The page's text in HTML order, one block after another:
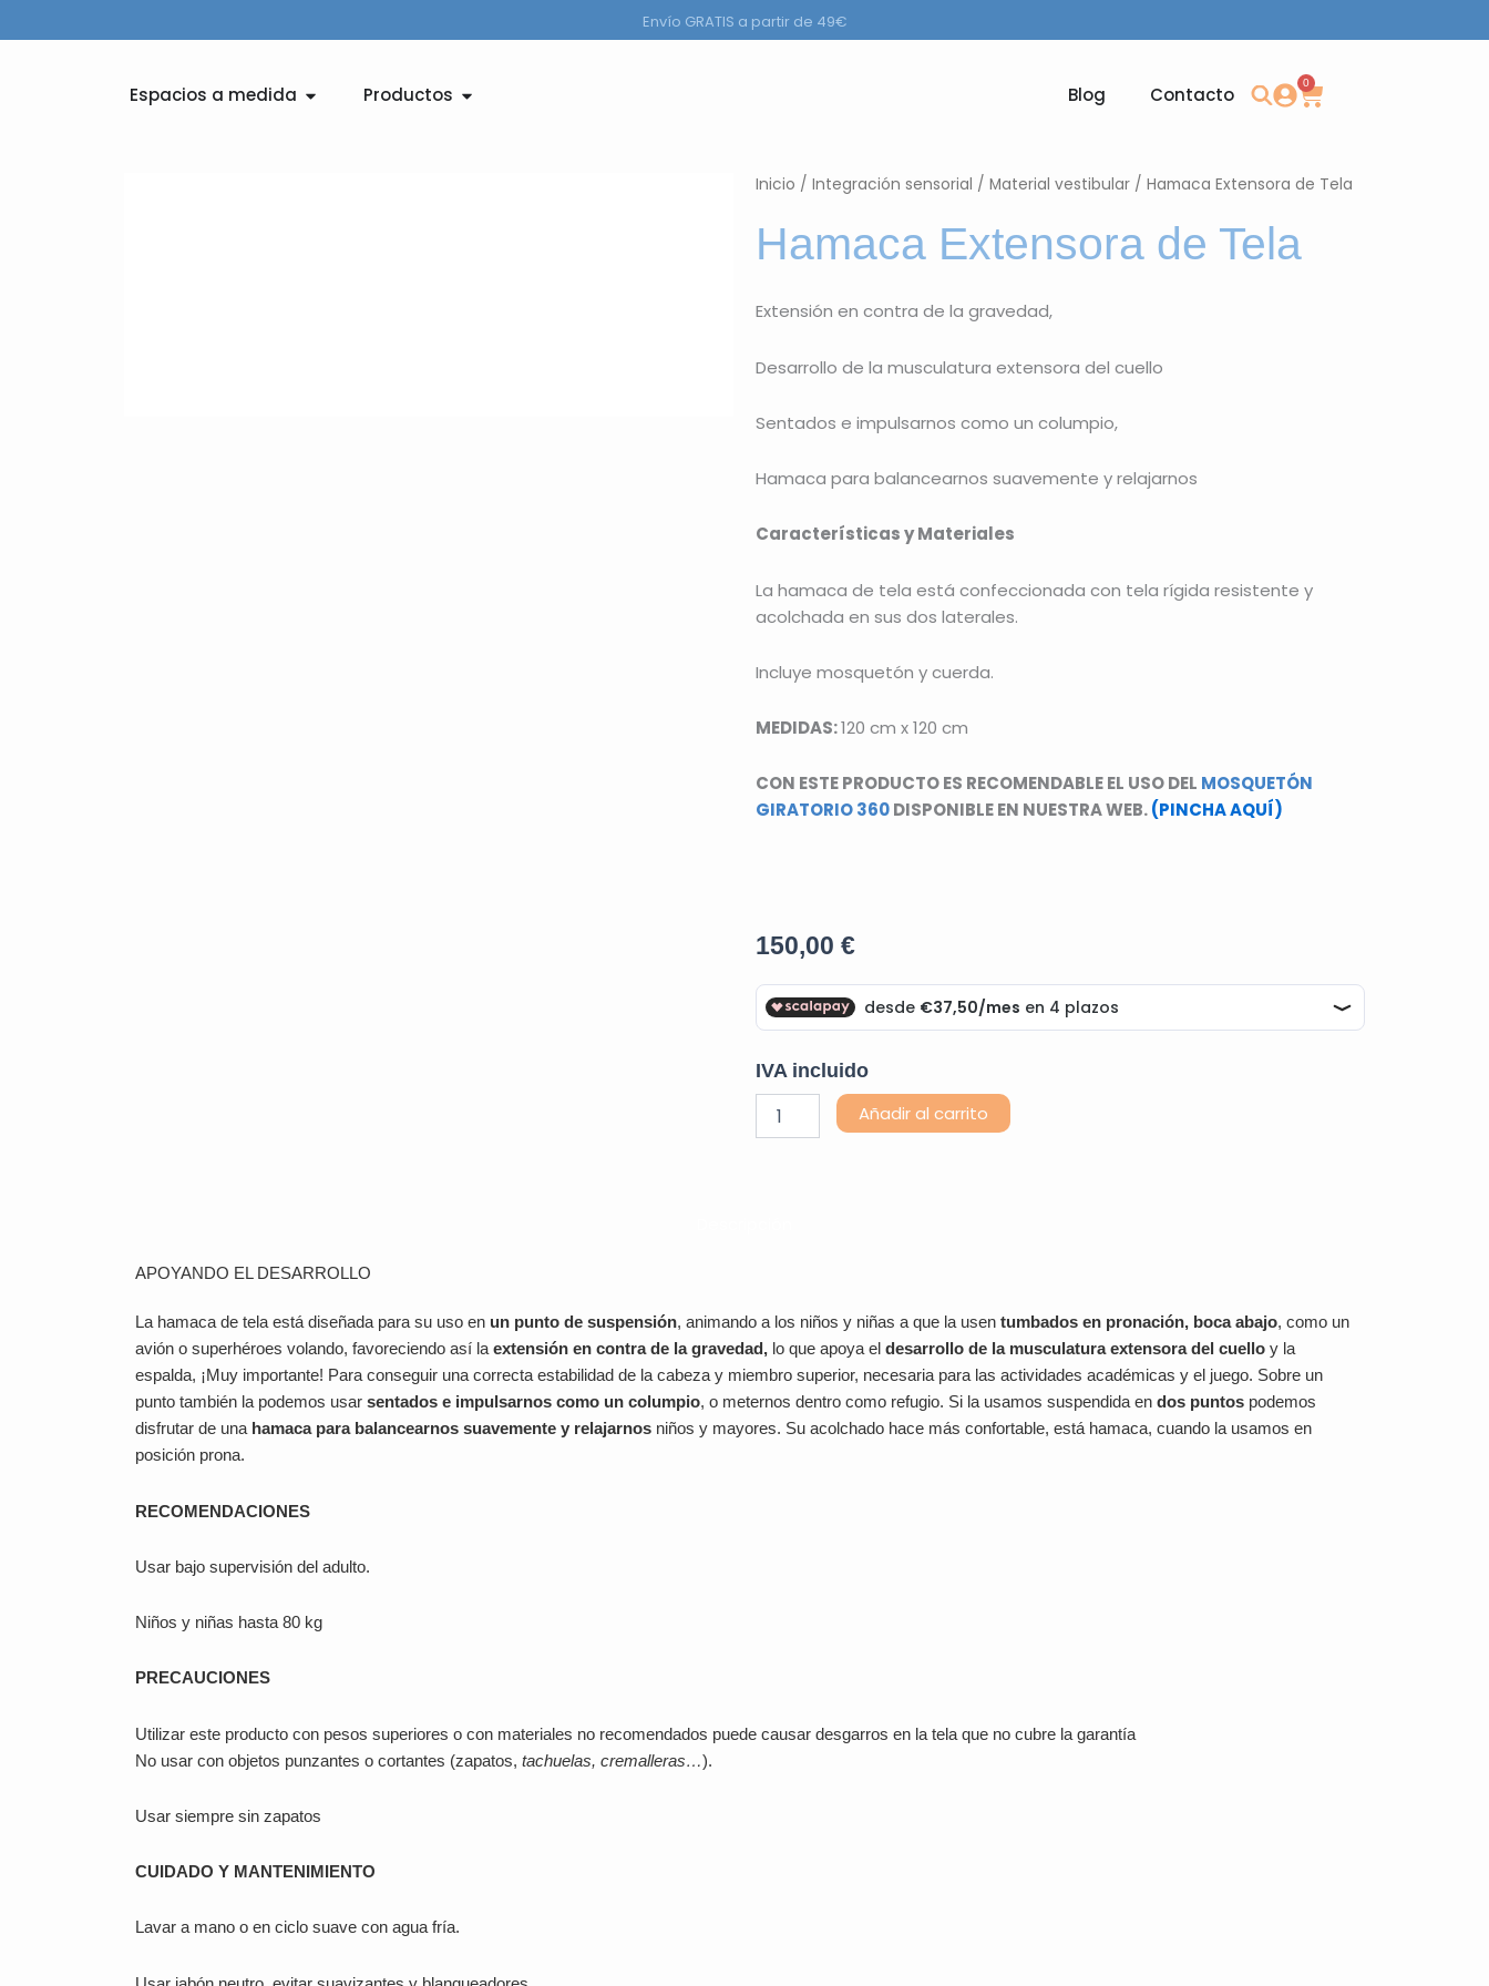
al
Envío GRATIS a partir de 49€
Espacios a medida Abrir Espacios a medida
Productos Abrir Productos Blog Contacto
0
Carrito
Inicio / Integración sensorial / Material vestibular / Hamaca Extensora de Tela
Hamaca Extensora de Tela
Extensión en contra de la gravedad,
Desarrollo de la musculatura extensora del cuello
Sentados e impulsarnos como un columpio,
Hamaca para balancearnos suavemente y relajarnos
Características y Materiales
La hamaca de tela está confeccionada con tela rígida resistente y
acolchada en sus dos laterales.
Incluye mosquetón y cuerda.
MEDIDAS:120 cm x 120 cm
CON ESTE PRODUCTO ES RECOMENDABLE EL USO DEL MOSQUETÓN
GIRATORIO 360DISPONIBLE EN NUESTRA WEB.(PINCHA AQUÍ)
150,00 €
IVA incluido
Hamaca
Extensora
Añadir al carrito
APOYANDO EL DESARROLLO
La hamaca de tela está diseñada para su uso en un punto de suspensión, animando a los niños y niñas a que la usen tumbados en pronación, boca abajo, como un
avión o superhéroes volando, favoreciendo así la extensión en contra de la gravedad, lo que apoya el desarrollo de la musculatura extensora del cuello y la
espalda, ¡Muy importante! Para conseguir una correcta estabilidad de la cabeza y miembro superior, necesaria para las actividades académicas y el juego. Sobre un
punto también la podemos usar sentados e impulsarnos como un columpio, o meternos dentro como refugio. Si la usamos suspendida en dos puntos podemos
disfrutar de una hamaca para balancearnos suavemente y relajarnos niños y mayores. Su acolchado hace más confortable, está hamaca, cuando la usamos en
posición prona.
RECOMENDACIONES
Usar bajo supervisión del adulto.
Niños y niñas hasta 80 kg
PRECAUCIONES
Utilizar este producto con pesos superiores o con materiales no recomendados puede causar desgarros en la tela que no cubre la garantía
No usar con objetos punzantes o cortantes (zapatos, tachuelas, cremalleras…).
Usar siempre sin zapatos
CUIDADO Y MANTENIMIENTO
Lavar a mano o en ciclo suave con agua fría.